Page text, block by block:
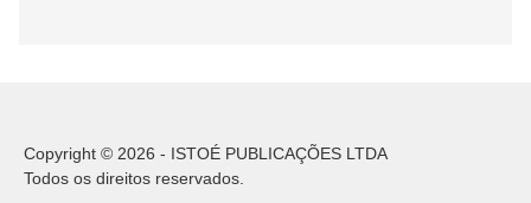
Copyright © 2026 - ISTOÉ PUBLICAÇÕES LTDA
Todos os direitos reservados.